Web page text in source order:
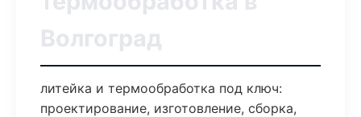
Волгоград
литейка и термообработка под ключ:
проектирование, изготовление, сборка,